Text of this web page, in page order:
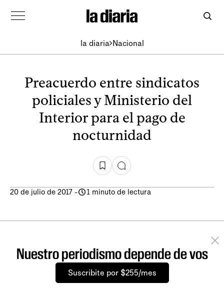
la diaria Nacional
Preacuerdo entre sindicatos
policiales y Ministerio del
Interior para el pago de
nocturnidad
20 de julio de 2017 - 1 minuto de lectura
Nuestro periodismo depende de vos
Suscribite por $255/mes